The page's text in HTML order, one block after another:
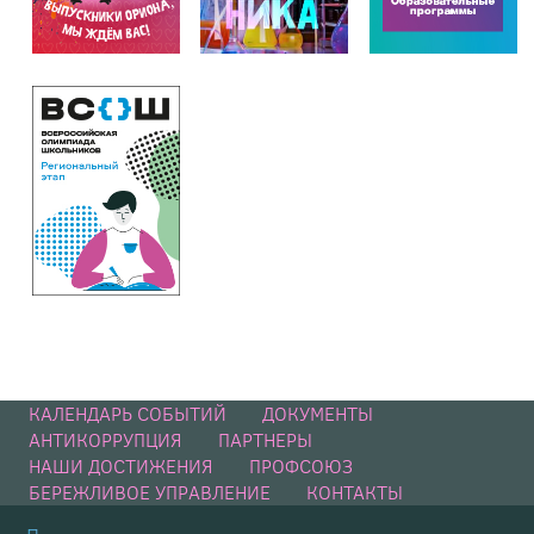
КАЛЕНДАРЬ СОБЫТИЙ
ДОКУМЕНТЫ
АНТИКОРРУПЦИЯ
ПАРТНЕРЫ
НАШИ ДОСТИЖЕНИЯ
ПРОФСОЮЗ
БЕРЕЖЛИВОЕ УПРАВЛЕНИЕ
КОНТАКТЫ